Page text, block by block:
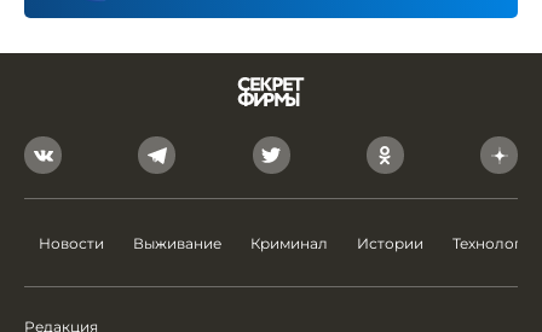
Новости Выживание Криминал Истории Технологии
Редакция